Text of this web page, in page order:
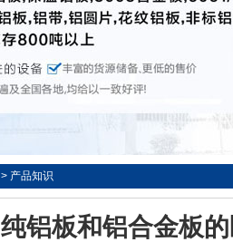
> 产品知识
纯铝板和铝合金板